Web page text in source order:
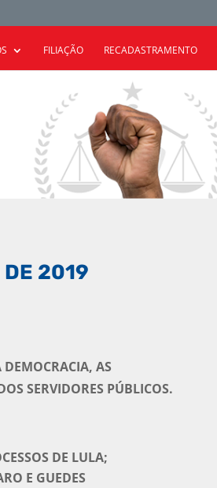
FILIAÇÃO RECADASTRAMENTO
DE 2019
AS
SERVIDORES PÚBLICOS.
DE LULA;
E GUEDES